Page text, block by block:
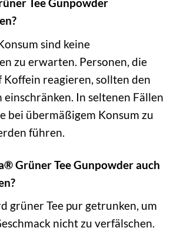
Tee Gunpowder
sind keine
zu erwarten. Personen, die
reagieren, sollten den
einschränken. In seltenen Fällen
bei übermäßigem Konsum zu
führen.
Grüner Tee Gunpowder auch
grüner Tee pur getrunken, um
nicht zu verfälschen.